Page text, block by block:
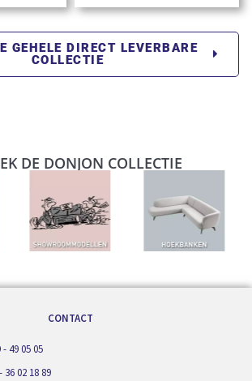
GEHELE DIRECT LEVERBARE
COLLECTIE
DE DONJON COLLECTIE
CONTACT
49 05 05
02 18 89